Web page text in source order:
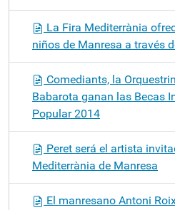
La Fira Mediterrània
niños de Manresa a través
Comediants, la
Babarota ganan las Becas
Popular 2014
Peret será el artista
Mediterrània de Manresa
El manresano Antoni